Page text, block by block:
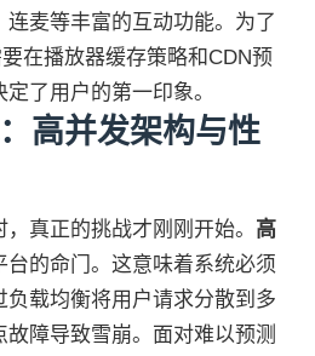
麦等丰富的互动功能。为了
在播放器缓存策略和CDN预
了用户的第一印象。
高并发架构与性
真正的挑战才刚刚开始。 高
台的命门。这意味着系统必须
负载均衡将用户请求分散到多
障导致雪崩。面对难以预测